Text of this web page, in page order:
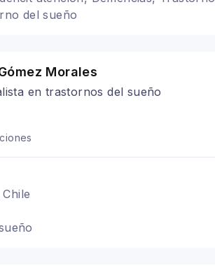
del sueño
Morales
en trastornos del sueño